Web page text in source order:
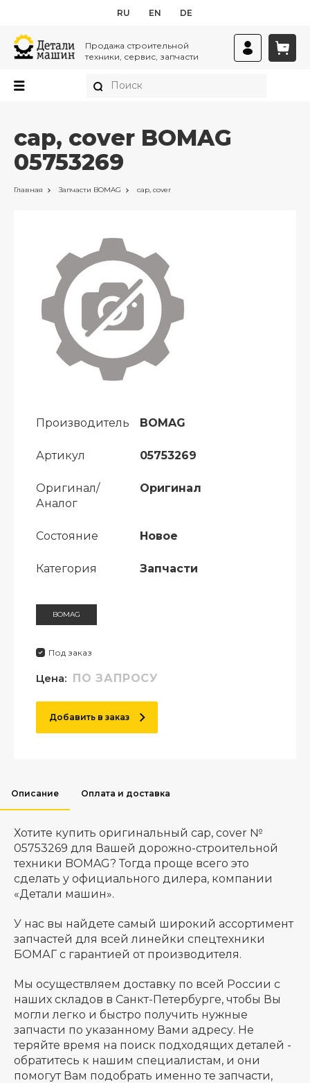
RU EN DE
Продажа строительной
техники, сервис, запчасти
cap, cover BOMAG
05753269
Главная Запчасти BOMAG cap, cover
Производитель BOMAG
Артикул 05753269
Оригинал/
Аналог
Оригинал
Состояние Новое
Категория Запчасти
BOMAG
Под заказ
Цена: ПО ЗАПРОСУ
Добавить в заказ
Описание Оплата и доставка
Хотите купить оригинальный cap, cover №
05753269 для Вашей дорожно-строительной
техники BOMAG? Тогда проще всего это
сделать у официального дилера, компании
«Детали машин».
У нас вы найдете самый широкий ассортимент
запчастей для всей линейки спецтехники
БОМАГ с гарантией от производителя.
Мы осуществляем доставку по всей России с
наших складов в Санкт-Петербурге, чтобы Вы
могли легко и быстро получить нужные
запчасти по указанному Вами адресу. Не
теряйте время на поиск подходящих деталей -
обратитесь к нашим специалистам, и они
помогут Вам подобрать именно те запчасти,